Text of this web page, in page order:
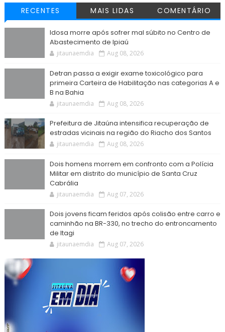
RECENTES MAIS LIDAS COMENTÁRIO
Idosa morre após sofrer mal súbito no Centro de
Abastecimento de Ipiaú
jitaunaemdia Aug 08, 2026
Detran passa a exigir exame toxicológico para
primeira Carteira de Habilitação nas categorias A e
B na Bahia
jitaunaemdia Aug 08, 2026
Prefeitura de Jitaúna intensifica recuperação de
estradas vicinais na região do Riacho dos Santos
jitaunaemdia Aug 08, 2026
Dois homens morrem em confronto com a Polícia
Militar em distrito do município de Santa Cruz
Cabrália
jitaunaemdia Aug 07, 2026
Dois jovens ficam feridos após colisão entre carro e
caminhão na BR-330, no trecho do entroncamento
de Itagi
jitaunaemdia Aug 07, 2026